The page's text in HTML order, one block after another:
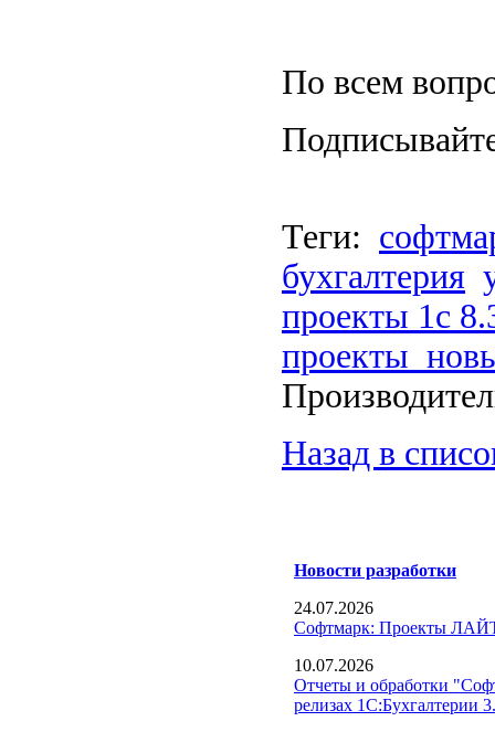
По всем
Теги:
бухгалтерия
проекты 1с
Назад в
Новости разработки
24.07.2026
Софтмарк: Проекты
10.07.2026
Отчеты и обработки
релизах 1С:Бухгалтерии